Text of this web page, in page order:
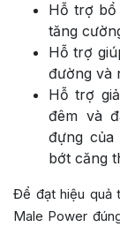
Hỗ trợ bổ
tăng
Hỗ trợ
đường và
Hỗ trợ
đêm và
đựng
bớt căng
Để đạt hiệu quả
Male Power